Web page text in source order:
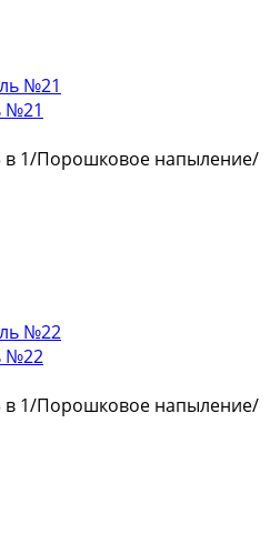
№21
в 1/Порошковое напыление/
№22
в 1/Порошковое напыление/